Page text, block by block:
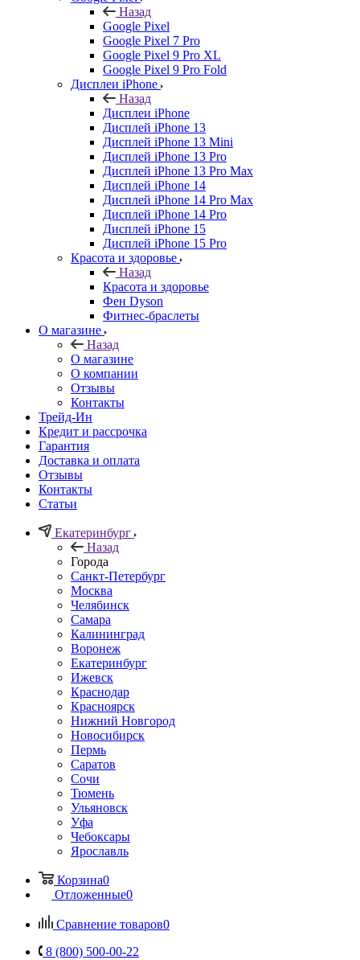
Назад
Google Pixel
Google Pixel 7 Pro
Google Pixel 9 Pro XL
Google Pixel 9 Pro Fold
Дисплеи iPhone
Назад
Дисплеи iPhone
Дисплей iPhone 13
Дисплей iPhone 13 Mini
Дисплей iPhone 13 Pro
Дисплей iPhone 13 Pro Max
Дисплей iPhone 14
Дисплей iPhone 14 Pro Max
Дисплей iPhone 14 Pro
Дисплей iPhone 15
Дисплей iPhone 15 Pro
Красота и здоровье
Назад
Красота и здоровье
Фен Dyson
Фитнес-браслеты
О магазине
Назад
О магазине
О компании
Отзывы
Контакты
Трейд-Ин
Кредит и рассрочка
Гарантия
Доставка и оплата
Отзывы
Контакты
Статьи
Екатеринбург
Назад
Города
Санкт-Петербург
Москва
Челябинск
Самара
Калининград
Воронеж
Екатеринбург
Ижевск
Краснодар
Красноярск
Нижний Новгород
Новосибирск
Пермь
Саратов
Сочи
Тюмень
Ульяновск
Уфа
Чебоксары
Ярославль
Корзина0
Отложенные0
Сравнение товаров0
8 (800) 500-00-22